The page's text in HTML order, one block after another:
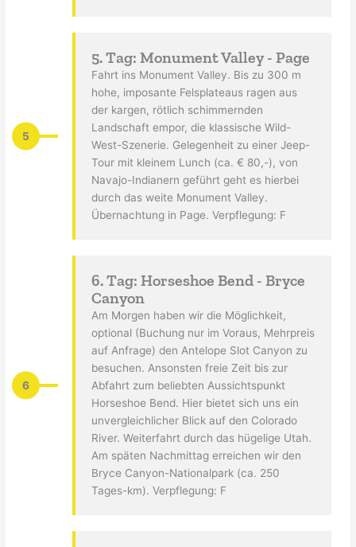
5
5. Tag: Monument Valley - Page
Fahrt ins Monument Valley. Bis zu 300 m
hohe, imposante Felsplateaus ragen aus
der kargen, rötlich schimmernden
Landschaft empor, die klassische Wild-
West-Szenerie. Gelegenheit zu einer Jeep-
Tour mit kleinem Lunch (ca. € 80,-), von
Navajo-Indianern geführt geht es hierbei
durch das weite Monument Valley.
Übernachtung in Page. Verpflegung: F
6
6. Tag: Horseshoe Bend - Bryce
Canyon
Am Morgen haben wir die Möglichkeit,
optional (Buchung nur im Voraus, Mehrpreis
auf Anfrage) den Antelope Slot Canyon zu
besuchen. Ansonsten freie Zeit bis zur
Abfahrt zum beliebten Aussichtspunkt
Horseshoe Bend. Hier bietet sich uns ein
unvergleichlicher Blick auf den Colorado
River. Weiterfahrt durch das hügelige Utah.
Am späten Nachmittag erreichen wir den
Bryce Canyon-Nationalpark (ca. 250
Tages-km). Verpflegung: F